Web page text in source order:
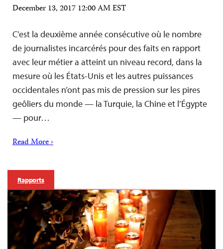
December 13, 2017 12:00 AM EST
C’est la deuxième année consécutive où le nombre
de journalistes incarcérés pour des faits en rapport
avec leur métier a atteint un niveau record, dans la
mesure où les États-Unis et les autres puissances
occidentales n’ont pas mis de pression sur les pires
geôliers du monde — la Turquie, la Chine et l’Égypte
— pour…
Read More ›
Rapports